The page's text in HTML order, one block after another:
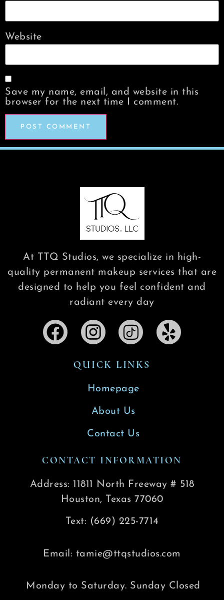
Website
Save my name, email, and website in this
browser for the next time I comment.
At TTQ Studios, we specialize in high-
quality permanent makeup services that are
designed to help you feel confident and
radiant every day
QUICK LINKS
Homepage
About Us
Contact Us
CONTACT INFORMATION
Address: 11811 North Freeway # 518
Houston, Texas 77060
Text: (669) 225-7714
Email: tamie@ttqstudios.com
Monday to Saturday. Sunday Closed